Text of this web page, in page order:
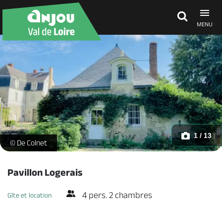
MENU
À voir, à faire
Agenda
Séjours, cadeaux
Extérieur_1 -
© De Colnet
1 / 13
Pavillon Logerais
Gîte et location 4 pers. 2 chambres